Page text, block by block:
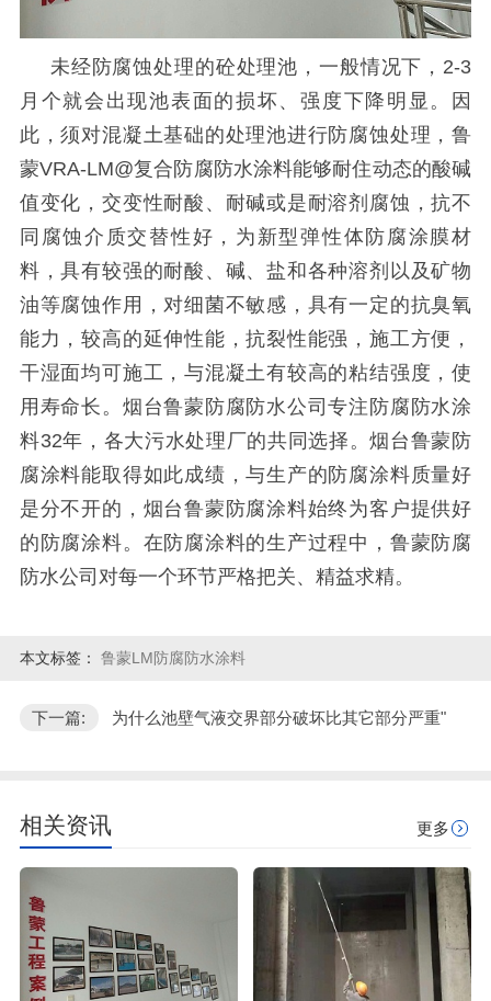
未经防腐蚀处理的砼处理池，一般情况下， 2-3
月个就会出现池表面的损坏、强度下降明显。因
此，须对混凝土基础的处理池进行防腐蚀处理，鲁
蒙VRA-LM@复合防腐防水涂料能够耐住动态的酸碱
值变化，交变性耐酸、耐碱或是耐溶剂腐蚀，抗不
同腐蚀介质交替性好，为新型弹性体防腐涂膜材
料，具有较强的耐酸、碱、盐和各种溶剂以及矿物
油等腐蚀作用，对细菌不敏感，具有一定的抗臭氧
能力，较高的延伸性能，抗裂性能强，施工方便，
干湿面均可施工，与混凝土有较高的粘结强度，使
用寿命长。烟台鲁蒙防腐防水公司专注防腐防水涂
料32年，各大污水处理厂的共同选择。烟台鲁蒙防
腐涂料能取得如此成绩，与生产的防腐涂料质量好
是分不开的，烟台鲁蒙防腐涂料始终为客户提供好
的防腐涂料。在防腐涂料的生产过程中，鲁蒙防腐
防水公司对每一个环节严格把关、精益求精。
本文标签： 鲁蒙LM防腐防水涂料
下一篇: 为什么池壁气液交界部分破坏比其它部分严重"
相关资讯 更多